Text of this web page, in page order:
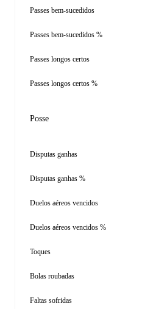
Passes bem-sucedidos
Passes bem-sucedidos %
Passes longos certos
Passes longos certos %
Posse
Disputas ganhas
Disputas ganhas %
Duelos aéreos vencidos
Duelos aéreos vencidos %
Toques
Bolas roubadas
Faltas sofridas